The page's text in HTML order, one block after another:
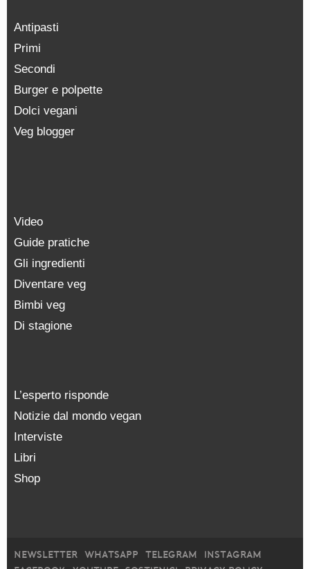
Antipasti
Primi
Secondi
Burger e polpette
Dolci vegani
Veg blogger
Video
Guide pratiche
Gli ingredienti
Diventare veg
Bimbi veg
Di stagione
L’esperto risponde
Notizie dal mondo vegan
Interviste
Libri
Shop
NEWSLETTER WHATSAPP TELEGRAM
INSTAGRAM